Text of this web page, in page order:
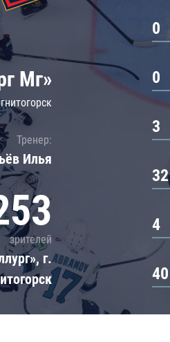
Локомотив
ЦСКА
Шанхайские Драконы
Мг»
Тренер:
Илья
зрителей
г.
0
0
3
32
4
40